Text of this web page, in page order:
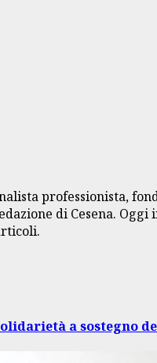
professionista,
di Cesena.
a sostegno